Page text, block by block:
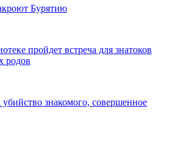
Бурятию
пройдет встреча для знатоков
родов
убийство знакомого, совершенное